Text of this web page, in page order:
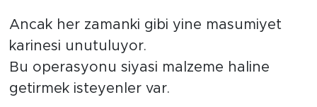
Ancak her zamanki gibi yine masumiyet
karinesi unutuluyor.
Bu operasyonu siyasi malzeme haline
getirmek isteyenler var.